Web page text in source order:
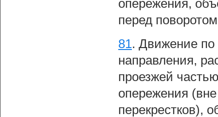
опережения,
перед
81. Движение по
направления,
проезжей
опережения
перекрестков),